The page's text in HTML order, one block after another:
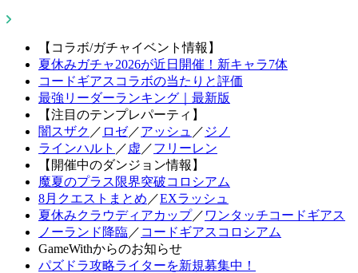
【コラボ/ガチャイベント情報】
夏休みガチャ2026が近日開催！新キャラ7体
コードギアスコラボの当たりと評価
最強リーダーランキング｜最新版
【注目のテンプレパーティ】
闇スザク ／ ロゼ／アッシュ ／ ジノ
ラインハルト ／ 虚 ／フリーレン
【開催中のダンジョン情報】
魔夏のプラス限界突破コロシアム
8月クエストまとめ ／EXラッシュ
夏休みクラウディアカップ／ ワンタッチコードギアス
ノーランド降臨／ コードギアスコロシアム
GameWithからのお知らせ
パズドラ攻略ライターを新規募集中！